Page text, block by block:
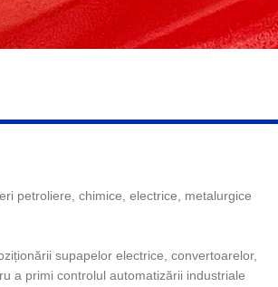
petroliere, chimice, electrice, metalurgice
supapelor electrice, convertoarelor,
a primi controlul automatizării industriale